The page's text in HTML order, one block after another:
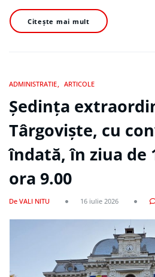
Citește mai mult
ADMINISTRATIE ARTICOLE
Ședința
Târgoviște, cu
îndată, în ziua de
ora 9.00
De VALI NITU 16 iulie 2026